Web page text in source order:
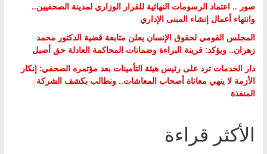
صور .. اعتماد الرسومات النهائية للقرار الوزاري لمدينة الصحفيين..
وانتهاء أعمال إنشاء المبنى الإداري
المجلس القومي لحقوق الإنسان يعلن متابعة قضية الدكتور محمد
زهران.. ويؤكد: قرينة البراءة وضمانات المحاكمة العادلة حق أصيل
دار الخدمات ترد على رئيس هيئة التأمينات بعد مؤتمره الصحفي: إنكار
الأزمة لا ينهي معاناة أصحاب المعاشات.. ونطالب بكشف الشركة
المنفذة
الأكثر قراءة